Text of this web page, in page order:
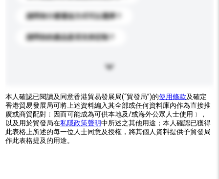
請問有什麼運送方式可以選擇？
請問你的產品是否支持定制？
本人確認已閱讀及同意香港貿易發展局(“貿發局”)的使用條款及確定
香港貿易發展局可將上述資料編入其全部或任何資料庫內作為直接推
廣或商貿配對﹝因而可能成為可供本地及/或海外公眾人士使用﹞，
以及用於貿發局在私隱政策聲明中所述之其他用途；本人確認已獲得
此表格上所述的每一位人士同意及授權，將其個人資料提供予貿發局
作此表格提及的用途。